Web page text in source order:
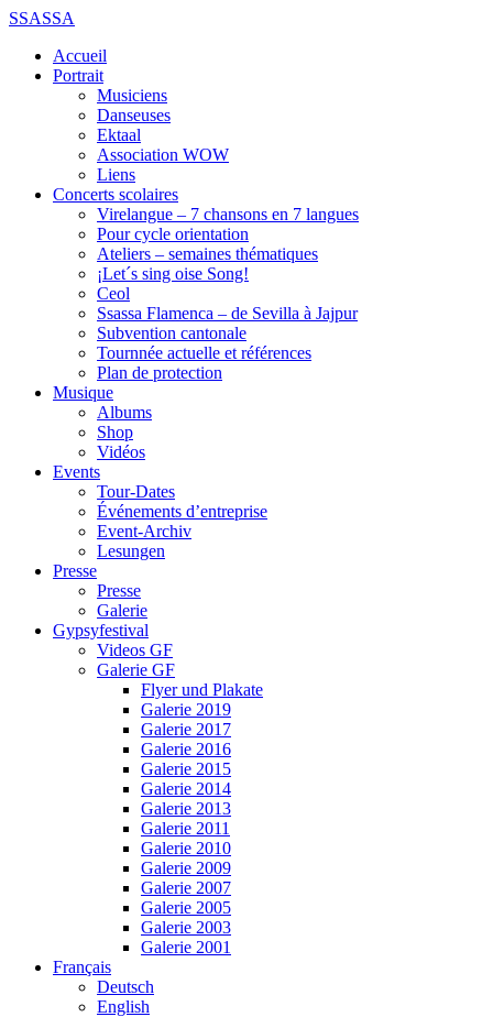
SSASSA
Accueil
Portrait
Musiciens
Danseuses
Ektaal
Association WOW
Liens
Concerts scolaires
Virelangue – 7 chansons en 7 langues
Pour cycle orientation
Ateliers – semaines thématiques
¡Let´s sing oise Song!
Ceol
Ssassa Flamenca – de Sevilla à Jajpur
Subvention cantonale
Tournnée actuelle et références
Plan de protection
Musique
Albums
Shop
Vidéos
Events
Tour-Dates
Événements d’entreprise
Event-Archiv
Lesungen
Presse
Presse
Galerie
Gypsyfestival
Videos GF
Galerie GF
Flyer und Plakate
Galerie 2019
Galerie 2017
Galerie 2016
Galerie 2015
Galerie 2014
Galerie 2013
Galerie 2011
Galerie 2010
Galerie 2009
Galerie 2007
Galerie 2005
Galerie 2003
Galerie 2001
Français
Deutsch
English